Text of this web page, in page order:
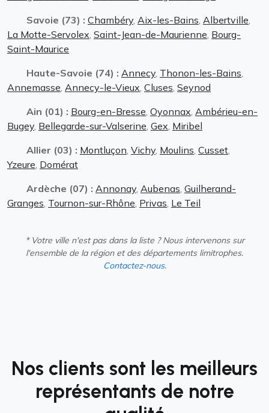
Savoie (73) : Chambéry Aix-les-Bains Albertville
La Motte-Servolex Saint-Jean-de-Maurienne Bourg-
Saint-Maurice
Haute-Savoie (74) : Annecy Thonon-les-Bains
Annemasse Annecy-le-Vieux Cluses Seynod
Ain (01) : Bourg-en-Bresse Oyonnax Ambérieu-en-
Bugey Bellegarde-sur-Valserine Gex Miribel
Allier (03) : Montluçon Vichy Moulins Cusset
Yzeure Domérat
Ardèche (07) : Annonay Aubenas Guilherand-
Granges Tournon-sur-Rhône Privas Le Teil
* Votre ville n'est pas dans la liste ? Nous intervenons sur
l'ensemble de la région et des départements limitrophes.
Contactez-nous.
Nos clients sont les meilleurs
représentants de notre